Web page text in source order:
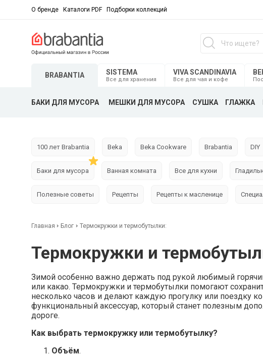
О бренде Каталоги PDF Подборки коллекций
BRABANTIA SISTEMA
Все для хранения
VIVA SCANDINAVIA
Все для чая и кофе
БАКИ ДЛЯ МУСОРА МЕШКИ ДЛЯ МУСОРА СУШКА ГЛАЖКА
100 лет Brabantia Beka Beka Cookware Brabantia DIY
Баки для мусора Ванная комната Все для кухни
Полезные советы Рецепты Рецепты к масленице
Главная Блог Термокружки и термобутылки:
Термокружки и
Зимой особенно важно держать под рукой любимый
или какао. Термокружки и термобутылки помогают
несколько часов и делают каждую прогулку или поездку
функциональный аксессуар, который станет полезным
дороге.
Как выбрать термокружку или термобутылку?
Объём.